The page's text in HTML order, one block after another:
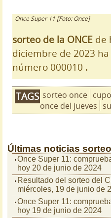
Once Super 11 [Foto: Once]
sorteo de la ONCE de
diciembre de 2023
número 000010 .
TAGS sorteo once
once del jueves
Últimas noticias sorteo
Once Super 11:
hoy 20 de junio de 2024
Resultado del sorteo del
miércoles, 19 de junio de
Once Super 11:
hoy 19 de junio de 2024